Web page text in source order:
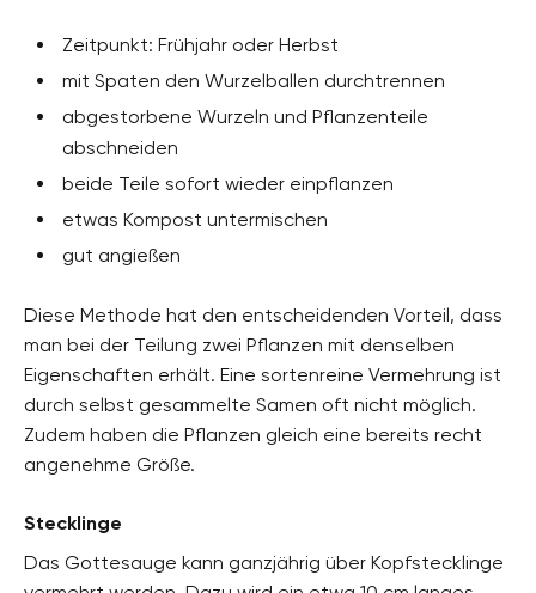
Zeitpunkt: Frühjahr oder Herbst
mit Spaten den Wurzelballen durchtrennen
abgestorbene Wurzeln und Pflanzenteile
abschneiden
beide Teile sofort wieder einpflanzen
etwas Kompost untermischen
gut angießen
Diese Methode hat den entscheidenden Vorteil, dass
man bei der Teilung zwei Pflanzen mit denselben
Eigenschaften erhält. Eine sortenreine Vermehrung ist
durch selbst gesammelte Samen oft nicht möglich.
Zudem haben die Pflanzen gleich eine bereits recht
angenehme Größe.
Stecklinge
Das Gottesauge kann ganzjährig über Kopfstecklinge